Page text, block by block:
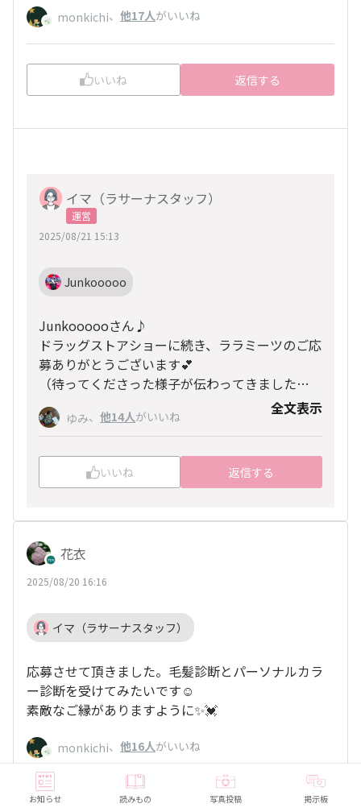
monkichi、 他17人がいいね
いいね 返信する
イマ（ラサーナスタッフ）
運営
2025/08/21 15:13
Junkooooo
Junkoooooさん♪
ドラッグストアショーに続き、ララミーツのご応
募ありがとうございます💕
（待ってくださった様子が伝わってきました
～！）
当日お会いできるのを楽しみにしております🥰
ゆみ、 他14人がいいね 全文表示
いいね 返信する
花衣
2025/08/20 16:16
イマ（ラサーナスタッフ）
応募させて頂きました。毛髪診断とパーソナルカラ
ー診断を受けてみたいです☺️
素敵なご縁がありますように✨💓
monkichi、 他16人がいいね
お知らせ 読みもの 写真投稿 掲示板